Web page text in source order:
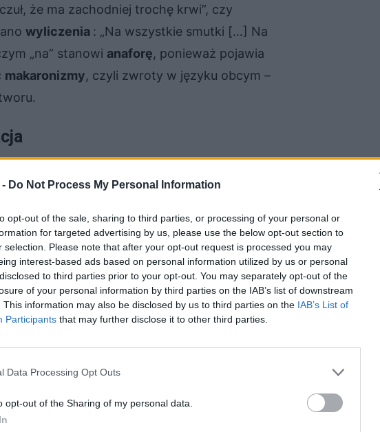
Do Not Process My Personal Information
opt-out of the sale, sharing to third parties, or processing of your personal or
for targeted advertising by us, please use the below opt-out section to
selection. Please note that after your opt-out request is processed you may
interest-based ads based on personal information utilized by us or personal
to third parties prior to your opt-out. You may separately opt-out of the
of your personal information by third parties on the IAB’s list of downstream
This information may also be disclosed by us to third parties on the IAB’s List of
Participants that may further disclose it to other third parties.
Data Processing Opt Outs
opt-out of the Sharing of my personal data.
że ma zachodniej trochę krwi”, czy
wyliczenia : „Na wszystkie smutki […] Na
„na” stanowi anaforę, ponieważ pojawia
makaronizmy, czyli zwroty w języku obcym –
1964, koncert Gilberta Bécauda w Sali
“Dimanche à Orly”, opowiadającą o
tamtych czasach dla ludzi było to naprawdę
pewnością nie rozumiała ani słowa po
oczach miała łzy Co za piosenka –
że był to czas zmian na wielu
. Polska stała się bardziej liberalna
zakazanych do niedawna pozycji literackich),